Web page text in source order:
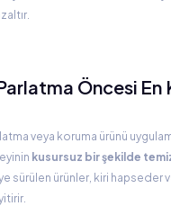
Öncesi En
veya koruma ürünü
kusursuz bir şekilde
sürülen ürünler, kiri hapseder